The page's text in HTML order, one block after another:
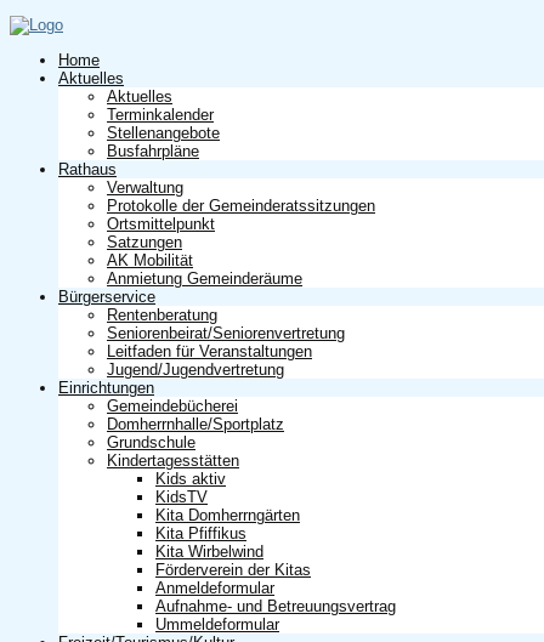
Home
Aktuelles
Aktuelles
Terminkalender
Stellenangebote
Busfahrpläne
Rathaus
Verwaltung
Protokolle der Gemeinderatssitzungen
Ortsmittelpunkt
Satzungen
AK Mobilität
Anmietung Gemeinderäume
Bürgerservice
Rentenberatung
Seniorenbeirat/Seniorenvertretung
Leitfaden für Veranstaltungen
Jugend/Jugendvertretung
Einrichtungen
Gemeindebücherei
Domherrnhalle/Sportplatz
Grundschule
Kindertagesstätten
Kids aktiv
KidsTV
Kita Domherrngärten
Kita Pfiffikus
Kita Wirbelwind
Förderverein der Kitas
Anmeldeformular
Aufnahme- und Betreuungsvertrag
Ummeldeformular